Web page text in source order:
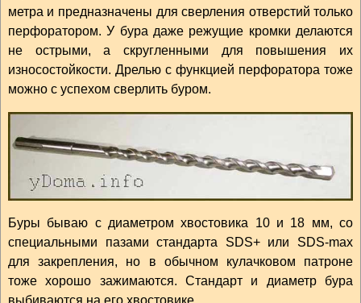
метра и предназначены для сверления отверстий только
перфоратором. У бура даже режущие кромки делаются
не острыми, а скругленными для повышения их
износостойкости. Дрелью с функцией перфоратора тоже
можно с успехом сверлить буром.
Буры бываю с диаметром хвостовика 10 и 18 мм, со
специальными пазами стандарта SDS+ или SDS-max
для закрепления, но в обычном кулачковом патроне
тоже хорошо зажимаются. Стандарт и диаметр бура